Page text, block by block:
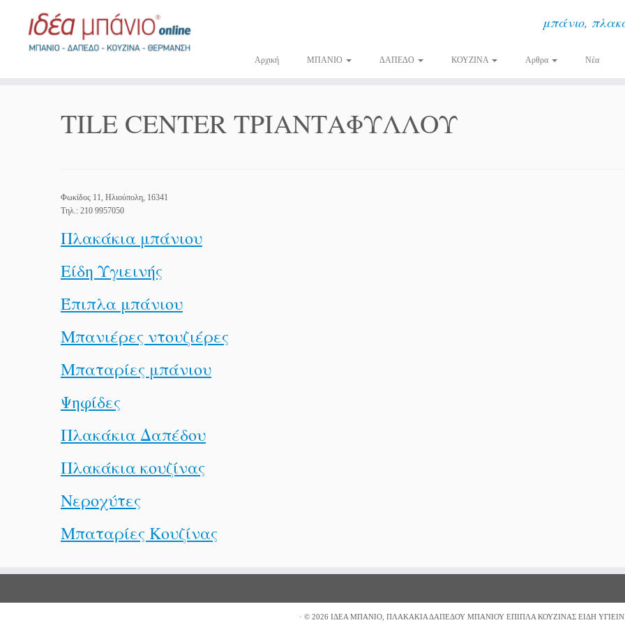
περιεχόμενο
μπάνιο,
Αρχική ΜΠΑΝΙΟ ΔΑΠΕΔΟ ΚΟΥΖΙΝΑ Αρθρα Νέα
TILE CENTER ΤΡΙΑΝΤΑΦΥΛΛΟΥ
Φωκίδος 11, Ηλιούπολη, 16341
Τηλ.: 210 9957050
Πλακάκια μπάνιου
Είδη Υγιεινής
Έπιπλα μπάνιου
Μπανιέρες ντουζιέρες
Μπαταρίες μπάνιου
Ψηφίδες
Πλακάκια Δαπέδου
Πλακάκια κουζίνας
Νεροχύτες
Μπαταρίες Κουζίνας
· © 2026 ΙΔΕΑ ΜΠΑΝΙΟ, ΠΛΑΚΑΚΙΑ ΔΑΠΕΔΟΥ ΜΠΑΝΙΟΥ ΕΠΙΠΛΑ ΚΟΥΖΙΝΑΣ ΕΙΔΗ